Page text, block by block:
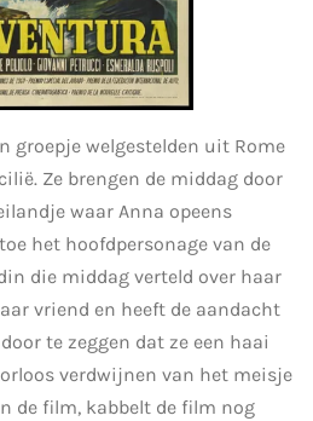
groepje welgestelden uit Rome
Ze brengen de middag door
waar Anna opeens
het hoofdpersonage van de
die middag verteld over haar
vriend en heeft de aandacht
te zeggen dat ze een haai
verdwijnen van het meisje
de film, kabbelt de film nog